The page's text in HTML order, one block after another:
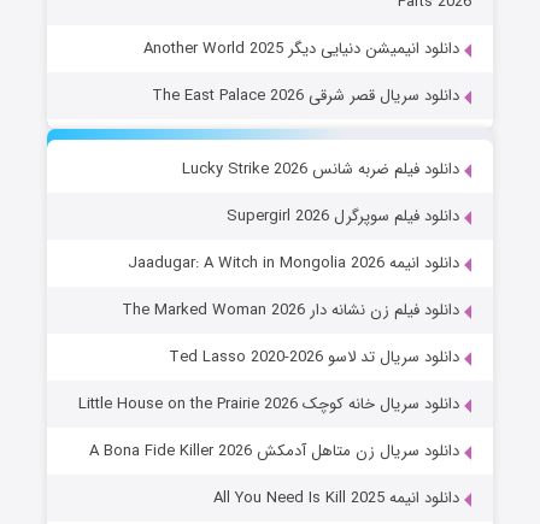
دانلود انیمیشن دنیایی دیگر Another World 2025
دانلود سریال قصر شرقی The East Palace 2026
دانلود فیلم ضربه شانس Lucky Strike 2026
دانلود فیلم سوپرگرل Supergirl 2026
دانلود انیمه Jaadugar: A Witch in Mongolia 2026
دانلود فیلم زن نشانه دار The Marked Woman 2026
دانلود سریال تد لاسو Ted Lasso 2020-2026
دانلود سریال خانه کوچک Little House on the Prairie 2026
دانلود سریال زن متاهل آدمکش A Bona Fide Killer 2026
دانلود انیمه All You Need Is Kill 2025